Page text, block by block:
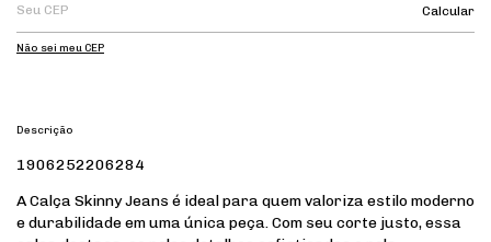
Calcular
Não sei meu CEP
Descrição
1906252206284
A Calça Skinny Jeans é ideal para quem valoriza estilo moderno
e durabilidade em uma única peça. Com seu corte justo, essa